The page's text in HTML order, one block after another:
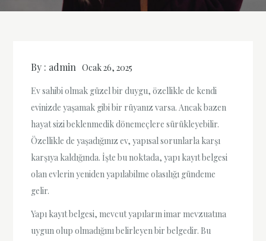
By : admin Ocak 26, 2025
Ev sahibi olmak güzel bir duygu, özellikle de kendi
evinizde yaşamak gibi bir rüyanız varsa. Ancak bazen
hayat sizi beklenmedik dönemeçlere sürükleyebilir.
Özellikle de yaşadığınız ev, yapısal sorunlarla karşı
karşıya kaldığında. İşte bu noktada, yapı kayıt belgesi
olan evlerin yeniden yapılabilme olasılığı gündeme
gelir.
Yapı kayıt belgesi, mevcut yapıların imar mevzuatına
uygun olup olmadığını belirleyen bir belgedir. Bu